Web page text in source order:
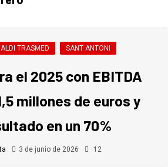
TRASMED SANT ANTONI
el 2025 con EBITDA
millones de euros y
en un 70%
3 de junio de 2026 12